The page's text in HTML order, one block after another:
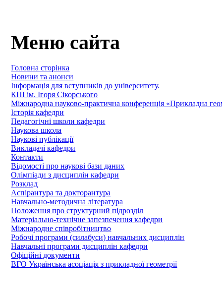
Меню сайта
Головна сторінка
Новини та анонси
Інформація для вступників до університету.
КПІ ім. Ігоря Сікорського
Міжнародна науково-практична конференція «Прикладна
Історія кафедри
Педагогічні школи кафедри
Наукова школа
Наукові публікації
Викладачі кафедри
Контакти
Відомості про наукові бази даних
Олімпіади з дисциплін кафедри
Розклад
Аспірантура та докторантура
Навчально-методична література
Положення про структурний підрозділ
Матеріально-технічне запезпечення кафедри
Міжнародне співробітництво
Робочі програми (силабуси) навчальних дисциплін
Навчальні програми дисциплін кафедри
Офіційні документи
ВГО Українська асоціація з прикладної геометрії